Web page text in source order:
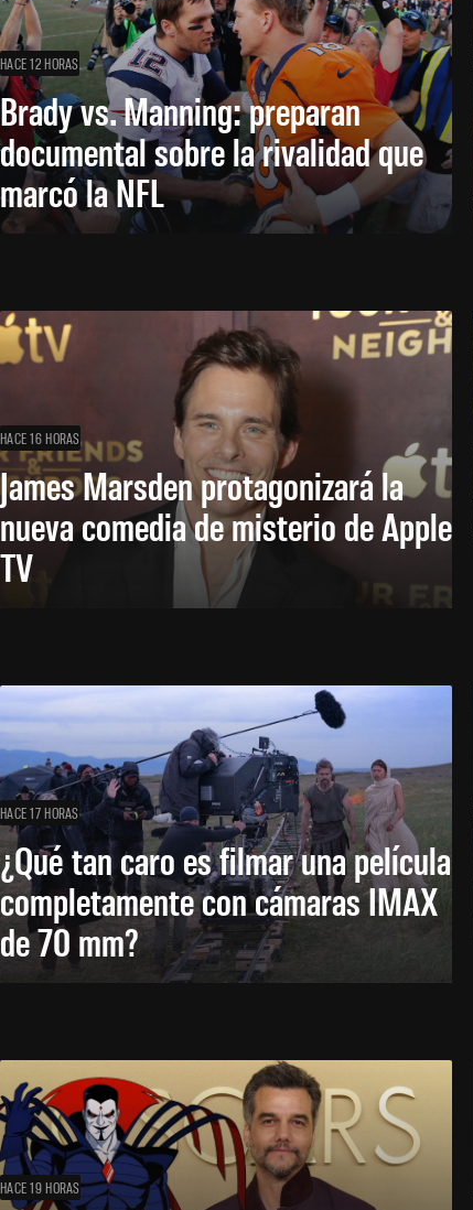
HACE 12 HORAS
Brady vs. Manning: preparan
documental sobre la rivalidad que
marcó la NFL
HACE 16 HORAS
James Marsden protagonizará la
nueva comedia de misterio de Apple
TV
HACE 17 HORAS
¿Qué tan caro es filmar una película
completamente con cámaras IMAX
de 70 mm?
HACE 19 HORAS